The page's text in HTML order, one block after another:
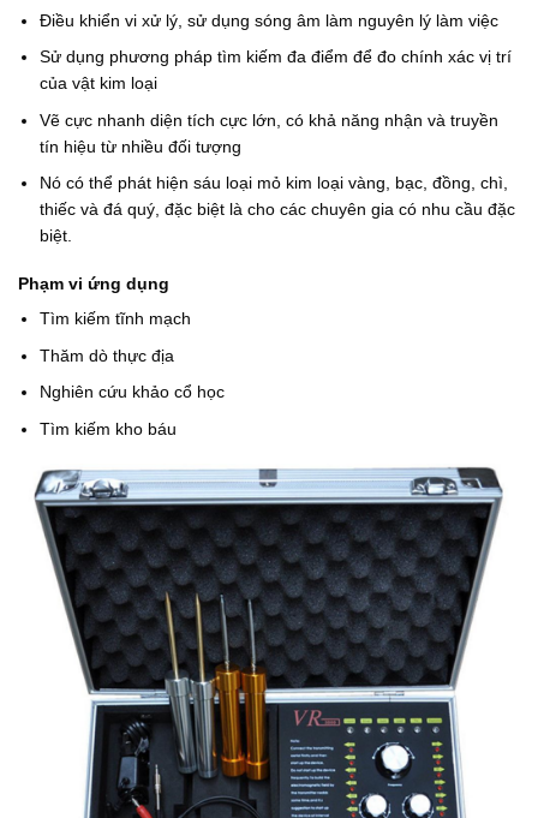
₫
.
Điều khiển vi xử lý, sử dụng sóng âm làm nguyên lý làm việc
Sử dụng phương pháp tìm kiếm đa điểm để đo chính xác vị trí
của vật kim loại
Vẽ cực nhanh diện tích cực lớn, có khả năng nhận và truyền
tín hiệu từ nhiều đối tượng
Nó có thể phát hiện sáu loại mỏ kim loại vàng, bạc, đồng, chì,
thiếc và đá quý, đặc biệt là cho các chuyên gia có nhu cầu đặc
biệt.
Phạm vi ứng dụng
Tìm kiếm tĩnh mạch
Thăm dò thực địa
Nghiên cứu khảo cổ học
Tìm kiếm kho báu